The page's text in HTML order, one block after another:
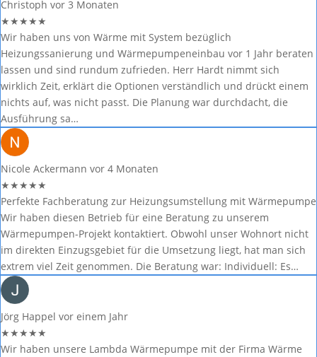
Christoph vor 3 Monaten
★★★★★
Wir haben uns von Wärme mit System bezüglich
Heizungssanierung und Wärmepumpeneinbau vor 1 Jahr beraten
lassen und sind rundum zufrieden. Herr Hardt nimmt sich
wirklich Zeit, erklärt die Optionen verständlich und drückt einem
nichts auf, was nicht passt. Die Planung war durchdacht, die
Ausführung sa…
Nicole Ackermann vor 4 Monaten
★★★★★
Perfekte Fachberatung zur Heizungsumstellung mit Wärmepumpe
Wir haben diesen Betrieb für eine Beratung zu unserem
Wärmepumpen-Projekt kontaktiert. Obwohl unser Wohnort nicht
im direkten Einzugsgebiet für die Umsetzung liegt, hat man sich
extrem viel Zeit genommen. Die Beratung war: Individuell: Es…
Jörg Happel vor einem Jahr
★★★★★
Wir haben unsere Lambda Wärmepumpe mit der Firma Wärme